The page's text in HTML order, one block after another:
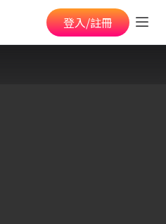
登入/註冊